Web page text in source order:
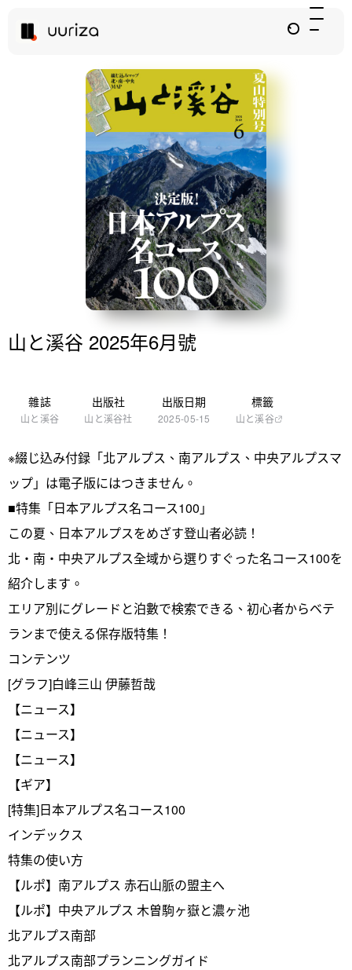
山と溪谷 2025年6月號
雜誌
山と溪谷
出版社
山と溪谷社
出版日期
2025-05-15
標籤
山と溪谷
※綴じ込み付録「北アルプス、南アルプス、中央アルプスマ
ップ」は電子版にはつきません。
■特集「日本アルプス名コース100」
この夏、日本アルプスをめざす登山者必読！
北・南・中央アルプス全域から選りすぐった名コース100を
紹介します。
エリア別にグレードと泊數で検索できる、初心者からベテ
ランまで使える保存版特集！
コンテンツ
[グラフ]白峰三山 伊藤哲哉
【ニュース】
【ニュース】
【ニュース】
【ギア】
[特集]日本アルプス名コース100
インデックス
特集の使い方
【ルポ】南アルプス 赤石山脈の盟主へ
【ルポ】中央アルプス 木曽駒ヶ嶽と濃ヶ池
北アルプス南部
北アルプス南部プランニングガイド